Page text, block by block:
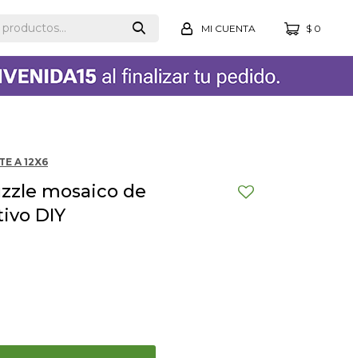
$ 0
A 12X6
mosaico de
DIY